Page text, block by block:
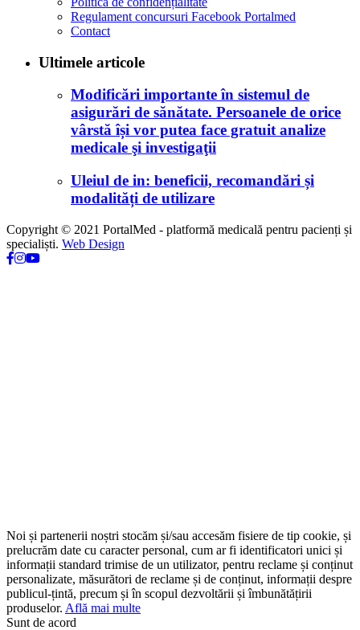
Regulament concursuri Facebook Portalmed
Contact
Ultimele articole
Modificări importante în sistemul de
asigurări de sănătate. Persoanele de orice
vârstă își vor putea face gratuit analize
medicale şi investigaţii
Uleiul de in: beneficii, recomandări și
modalități de utilizare
Copyright © 2021 PortalMed - platformă medicală pentru pacienți și
specialiști. Web Design
Noi și partenerii noștri stocăm și/sau accesăm fisiere de tip cookie, și
prelucrăm date cu caracter personal, cum ar fi identificatori unici și
informații standard trimise de un utilizator, pentru reclame și conținut
personalizate, măsurători de reclame și de conținut, informații despre
publicul-țintă, precum și în scopul dezvoltării și îmbunătățirii
produselor. Află mai multe
Sunt de acord